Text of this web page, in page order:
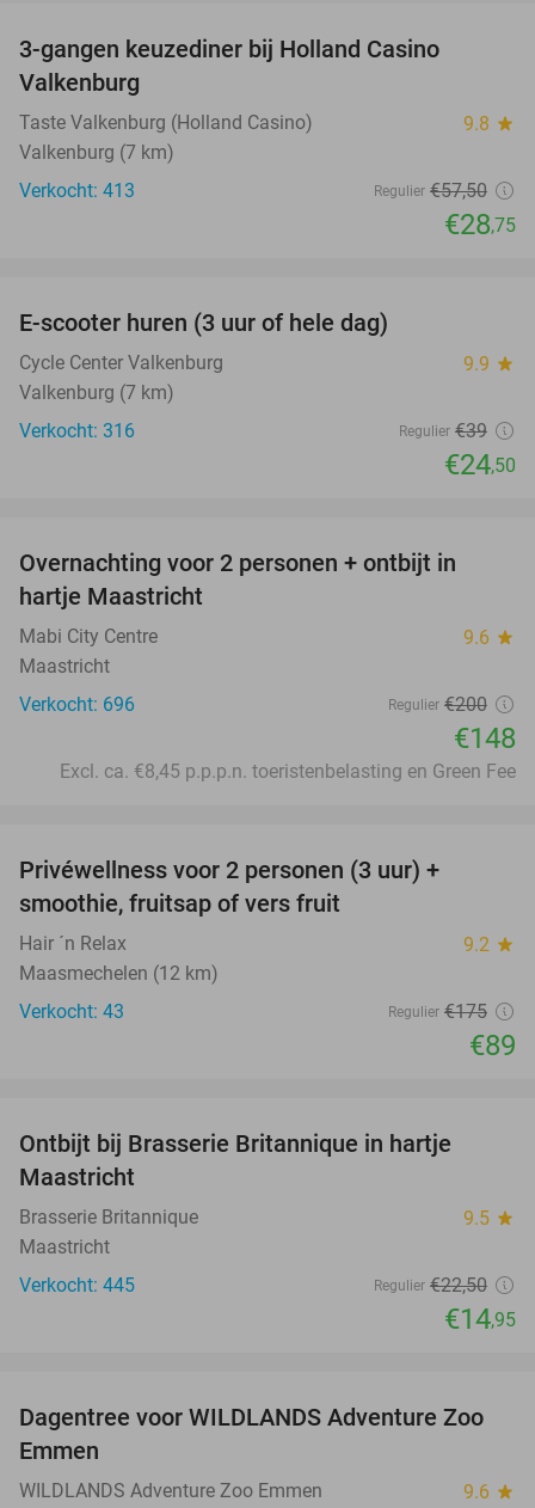
3-gangen keuzediner bij Holland Casino
Valkenburg
Taste Valkenburg (Holland Casino) 9.8 star
Valkenburg (7 km)
Verkocht: 413
Regulier €57,50
€28,75
E-scooter huren (3 uur of hele dag)
Cycle Center Valkenburg 9.9 star
Valkenburg (7 km)
Verkocht: 316
Regulier €39
€24,50
Overnachting voor 2 personen + ontbijt in
hartje Maastricht
Mabi City Centre 9.6 star
Maastricht
Verkocht: 696
Regulier €200
€148
Excl. ca. €8,45 p.p.p.n. toeristenbelasting en Green Fee
Privéwellness voor 2 personen (3 uur) +
smoothie, fruitsap of vers fruit
Hair ´n Relax 9.2 star
Maasmechelen (12 km)
Verkocht: 43
Regulier €175
€89
Ontbijt bij Brasserie Britannique in hartje
Maastricht
Brasserie Britannique 9.5 star
Maastricht
Verkocht: 445
Regulier €22,50
€14,95
24%
Dagentree voor WILDLANDS Adventure Zoo
Emmen
WILDLANDS Adventure Zoo Emmen 9.6 star